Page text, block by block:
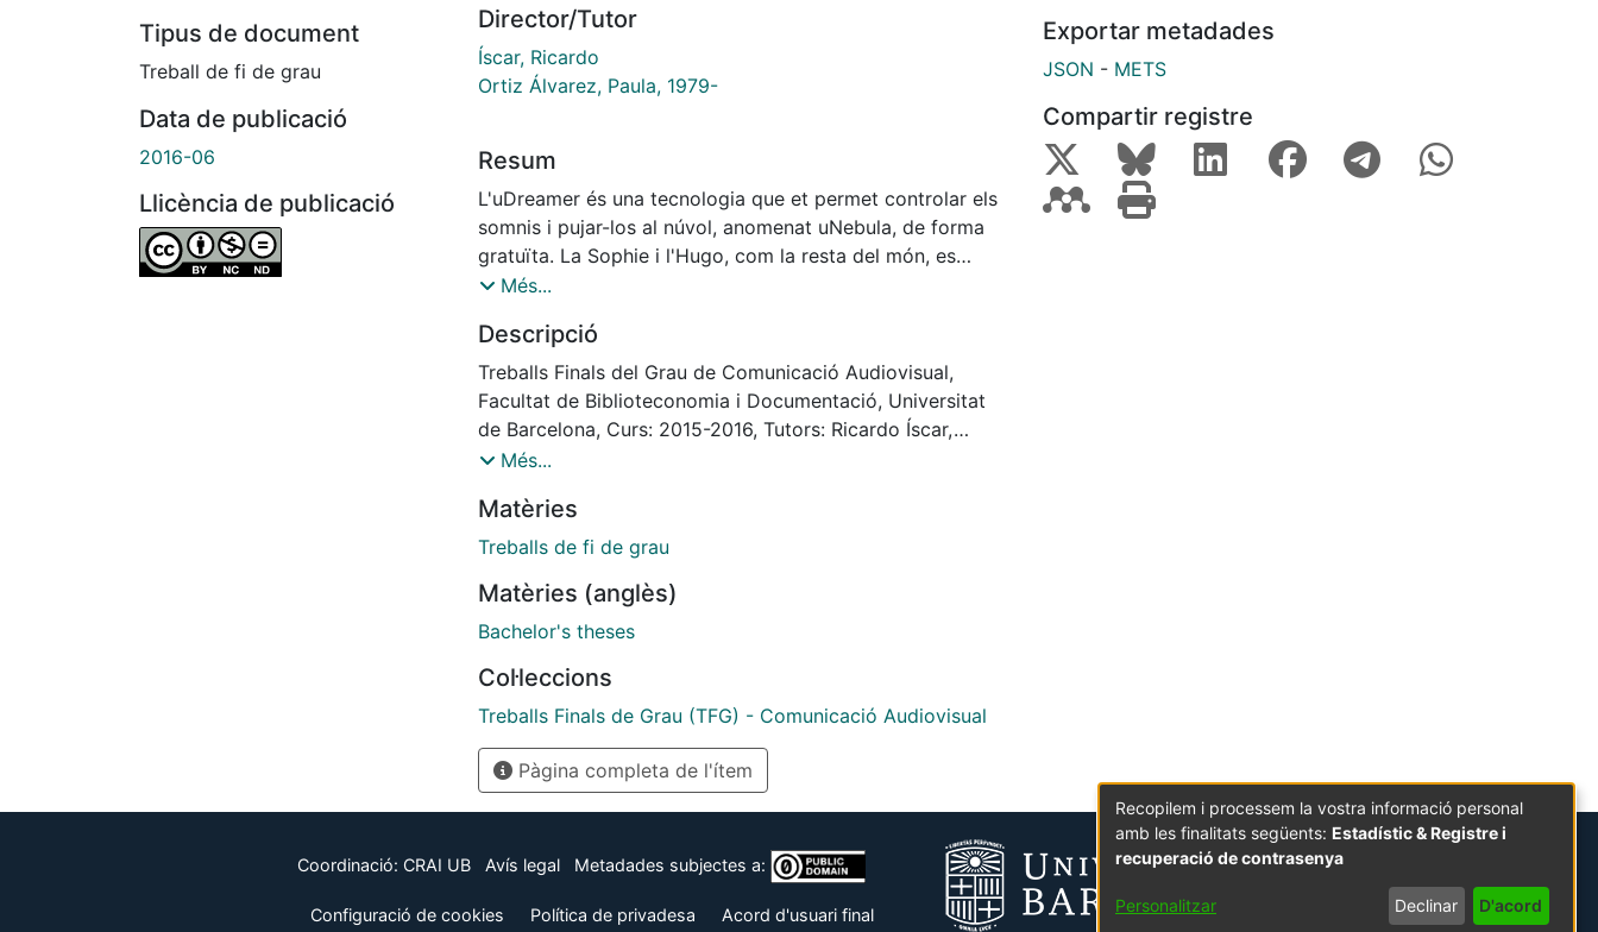
Tipus de document
Treball de fi de grau
Data de publicació
2016-06
Llicència de publicació
Director/Tutor
Íscar, Ricardo
Ortiz Álvarez, Paula, 1979-
Resum
L'uDreamer és una tecnologia que et permet controlar els
somnis i pujar-los al núvol, anomenat uNebula, de forma
gratuïta. La Sophie i l'Hugo, com la resta del món, es
veuran afectats quan l'empresa uDream decideix cobrar
Més...
Descripció
Treballs Finals del Grau de Comunicació Audiovisual,
Facultat de Biblioteconomia i Documentació, Universitat
de Barcelona, Curs: 2015-2016, Tutors: Ricardo Íscar,
Paula Ortiz.
Més...
Matèries
Treballs de fi de grau
Matèries (anglès)
Bachelor's theses
Col·leccions
Treballs Finals de Grau (TFG) - Comunicació Audiovisual
Pàgina completa de l'ítem
Exportar metadades
JSON - METS
Compartir registre
Coordinació: CRAI UB Avís legal Metadades subjectes a:
Configuració de cookies Política de privadesa Acord d'usuari final
Recopilem i processem la vostra informació personal
amb les finalitats següents: Estadístic & Registre i
recuperació de contrasenya
Personalitzar Declinar D'acord